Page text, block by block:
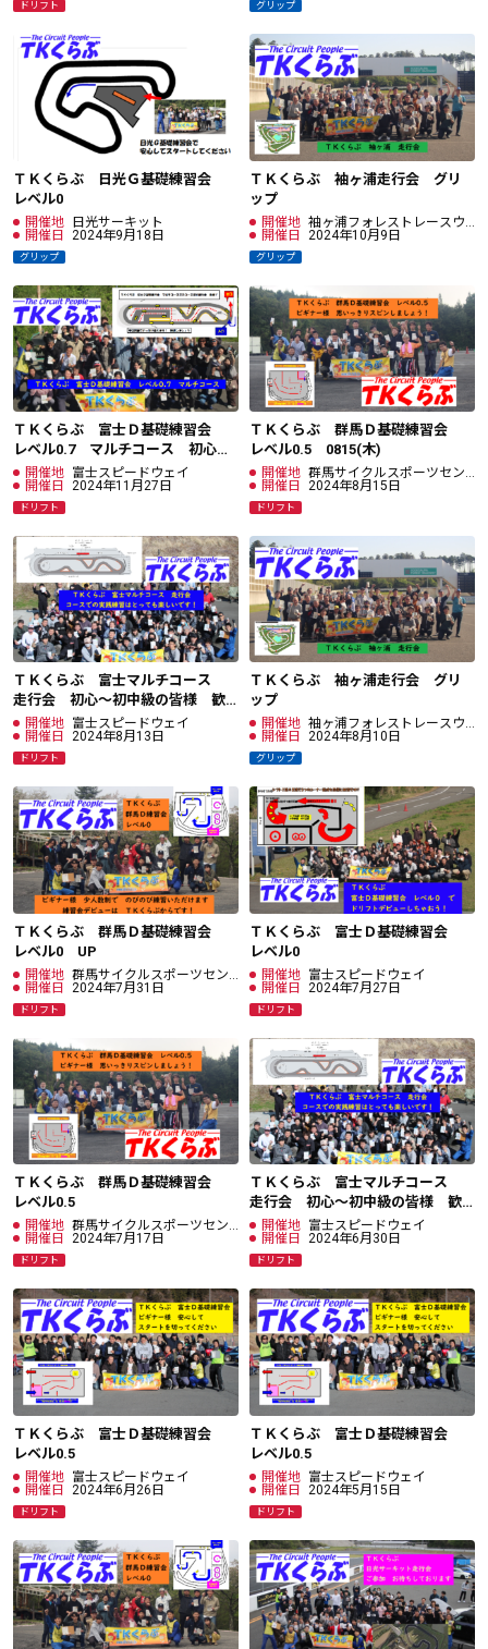
ドリフト グリップ
ＴＫくらぶ 日光Ｇ基礎練習会
レベル0
開催地 日光サーキット
開催日
2024年9月18日
グリップ
ＴＫくらぶ 袖ヶ浦走行会 グリ
ップ
開催地 袖ヶ浦フォレストレースウ
ェイ開催日 2024年10月9日
グリップ
ＴＫくらぶ 富士Ｄ基礎練習会
レベル0.7 マルチコース 初心～
初中級の皆様 限定！
開催地 富士スピードウェイ
開催日
2024年11月27日
ドリフト
ＴＫくらぶ 群馬Ｄ基礎練習会
レベル0.5 0815(木)
開催地 群馬サイクルスポーツセン
ター開催日 2024年8月15日
ドリフト
ＴＫくらぶ 富士マルチコース
走行会 初心～初中級の皆様 歓
迎！ 0813(火)
開催地 富士スピードウェイ
開催日
2024年8月13日
ドリフト
ＴＫくらぶ 袖ヶ浦走行会 グリ
ップ
開催地 袖ヶ浦フォレストレースウ
ェイ開催日 2024年8月10日
グリップ
ＴＫくらぶ 群馬Ｄ基礎練習会
レベル0 UP
開催地 群馬サイクルスポーツセン
ター開催日 2024年7月31日
ドリフト
ＴＫくらぶ 富士Ｄ基礎練習会
レベル0
開催地 富士スピードウェイ
開催日 2024年7月27日
ドリフト
ＴＫくらぶ 群馬Ｄ基礎練習会
レベル0.5
開催地 群馬サイクルスポーツセン
ター開催日 2024年7月17日
ドリフト
ＴＫくらぶ 富士マルチコース
走行会 初心～初中級の皆様 歓
迎！開催地 富士スピードウェイ
開催日
2024年6月30日
ドリフト
ＴＫくらぶ 富士Ｄ基礎練習会
レベル0.5
開催地 富士スピードウェイ
開催日
2024年6月26日
ドリフト
ＴＫくらぶ 富士Ｄ基礎練習会
レベル0.5
開催地 富士スピードウェイ
開催日
2024年5月15日
ドリフト